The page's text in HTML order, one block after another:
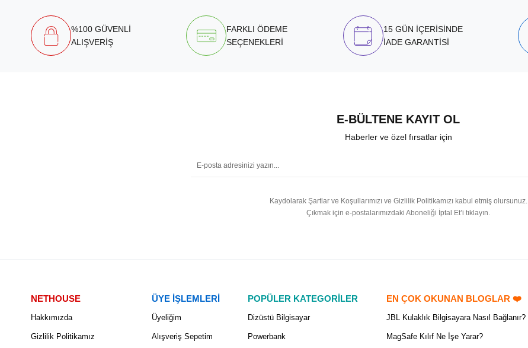
%100 GÜVENLİ
ALIŞVERİŞ
FARKLI ÖDEME
SEÇENEKLERİ
15 GÜN İÇERİSİNDE
İADE GARANTİSİ
E-BÜLTENE KAYIT OL
Haberler ve özel fırsatlar için
Kaydolarak Şartlar ve Koşullarımızı ve Gizlilik Politikamızı kabul etmiş olursunuz.
Çıkmak için e-postalarımızdaki Aboneliği İptal Et’i tıklayın.
NETHOUSE
Hakkımızda
Gizlilik Politikamız
ÜYE İŞLEMLERİ
Üyeliğim
Alışveriş Sepetim
POPÜLER KATEGORİLER
Dizüstü Bilgisayar
Powerbank
EN ÇOK OKUNAN BLOGLAR ❤️
JBL Kulaklık Bilgisayara Nasıl Bağlanır?
MagSafe Kılıf Ne İşe Yarar?